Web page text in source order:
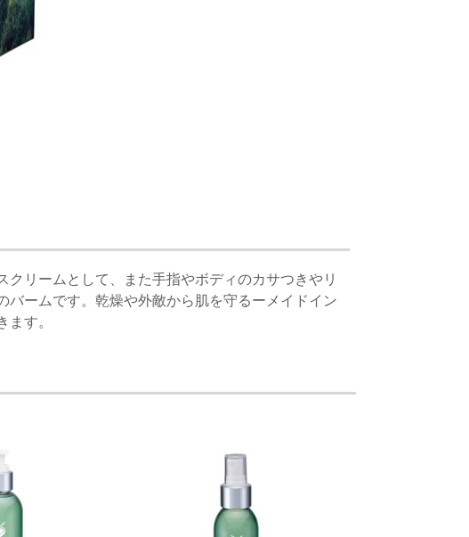
リームとして、また手指やボディのカサつきやリ
ームです。乾燥や外敵から肌を守るーメイドイン
す。